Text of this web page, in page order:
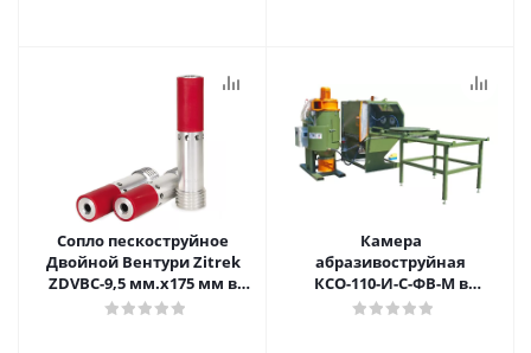
Сопло пескоструйное
Двойной Вентури Zitrek
ZDVBC-9,5 мм.х175 мм в
Ижевске
Камера
абразивоструйная
КСО-110-И-С-ФВ-М в
Ижевске